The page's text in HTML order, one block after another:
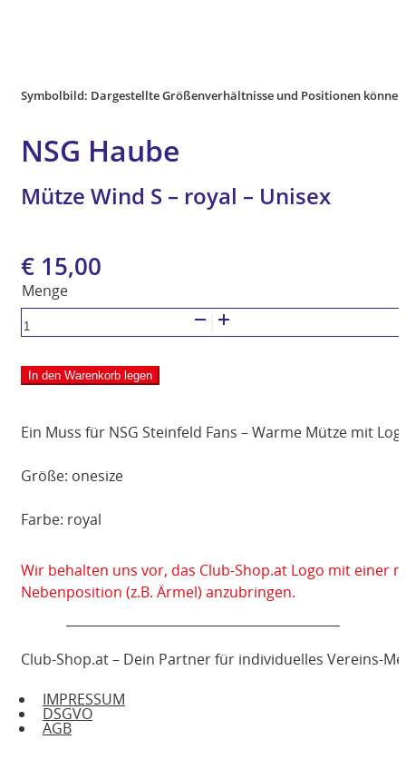
Symbolbild: Dargestellte Größenverhältnisse und Positionen
NSG Haube
Mütze Wind S – royal – Unisex
€ 15,00
Mütze
Wind
S
-
-
Menge
In den Warenkorb legen
Ein Muss für NSG Steinfeld Fans – Warme Mütze mit
Größe: onesize
Farbe: royal
Wir behalten uns vor, das Club-Shop.at Logo mit einer
Nebenposition (z.B. Ärmel) anzubringen.
Club-Shop.at – Dein Partner für individuelles Vereins-
IMPRESSUM
DSGVO
AGB